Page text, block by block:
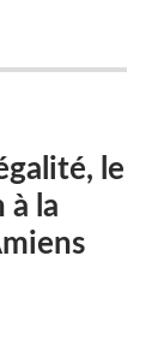
le
à la